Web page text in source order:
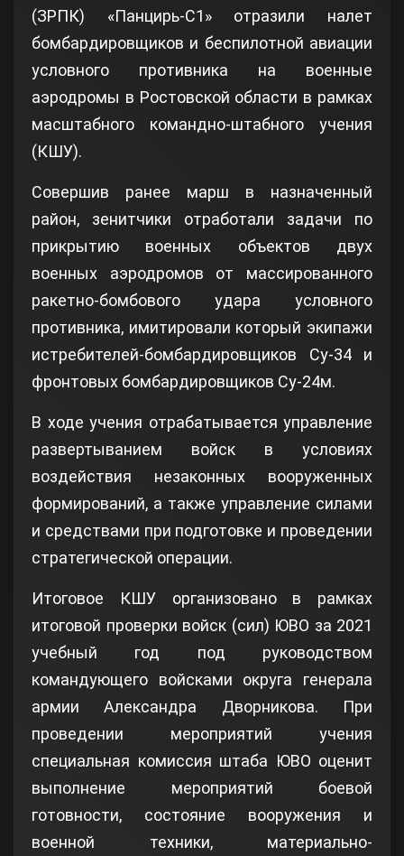
(ЗРПК) «Панцирь-С1» отразили налет
бомбардировщиков и беспилотной авиации
условного противника на военные
аэродромы в Ростовской области в рамках
масштабного командно-штабного учения
(КШУ).
Совершив ранее марш в назначенный
район, зенитчики отработали задачи по
прикрытию военных объектов двух
военных аэродромов от массированного
ракетно-бомбового удара условного
противника, имитировали который экипажи
истребителей-бомбардировщиков Су-34 и
фронтовых бомбардировщиков Су-24м.
В ходе учения отрабатывается управление
развертыванием войск в условиях
воздействия незаконных вооруженных
формирований, а также управление силами
и средствами при подготовке и проведении
стратегической операции.
Итоговое КШУ организовано в рамках
итоговой проверки войск (сил) ЮВО за 2021
учебный год под руководством
командующего войсками округа генерала
армии Александра Дворникова. При
проведении мероприятий учения
специальная комиссия штаба ЮВО оценит
выполнение мероприятий боевой
готовности, состояние вооружения и
военной техники, материально-